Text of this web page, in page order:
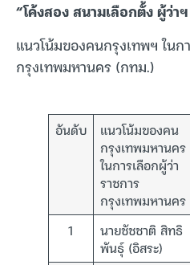
“โค้งสอง สนามเลือกตั้ง ผู้ว่า
แนวโน้มของคนกรุงเทพฯ ในก
กรุงเทพมหานคร (กทม.)
อันดับ
แนวโน้มของคน
กรุงเทพมหานคร
ในการเลือกผู้ว่า
ราชการ
กรุงเทพมหานคร
1
นายชัชชาติ สิทธิ
พันธุ์ (อิสระ)